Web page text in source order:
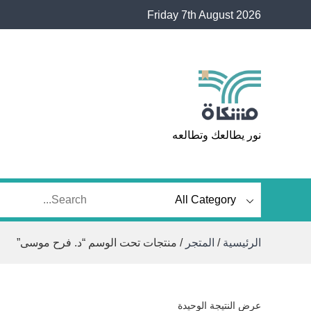
Friday 7th August 2026
مشكاة
نور يطالعك وتطالعه
الرئيسية / المتجر / منتجات تحت الوسم “د. فرح موسى”
عرض النتيجة الوحيدة